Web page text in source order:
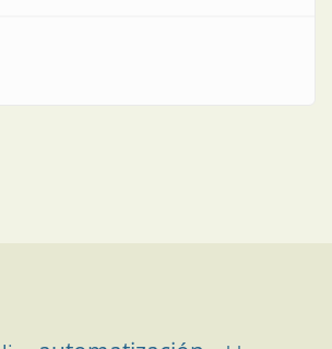
La extraña historia de los métodos de